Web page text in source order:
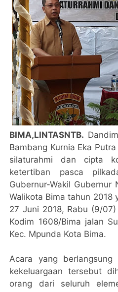
BIMA,LINTASNTB.
Bambang Kurnia Eka
silaturahmi dan cipta
ketertiban pasca
Gubernur-Wakil Gubernur
Walikota Bima tahun 2018
27 Juni 2018, Rabu (9/
Kodim 1608/Bima jalan
Kec. Mpunda Kota Bima.
Acara yang
kekeluargaan tersebut
orang dari seluruh